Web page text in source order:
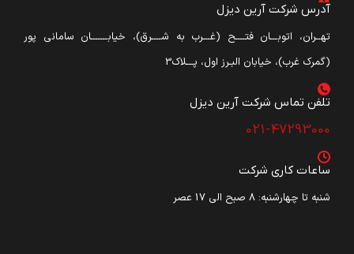
آدرس شرکت آرین دیزل
تهــران، اتوبـــان فتــــح (غـــرب به شــــرق)، خیابـــــــان سامانی پور
(گمرک غرب)، خیابان البـرز اول، پـــلاک3
تلفن تماس شرکت آرین دیزل​
021-47293000
ساعات کاری شرکت
شنبه تا چهارشنبه: ۸ صبح الی 17 عصر